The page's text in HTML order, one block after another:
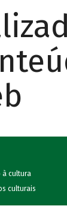
à cultura
culturais